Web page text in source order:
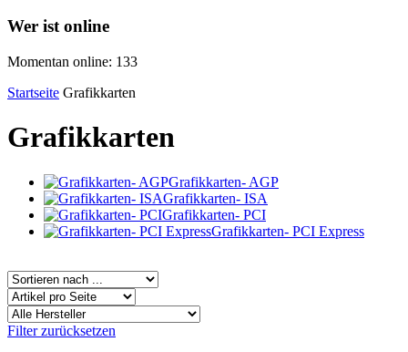
Wer ist online
Momentan online: 133
Startseite Grafikkarten
Grafikkarten
Grafikkarten- AGP
Grafikkarten- ISA
Grafikkarten- PCI
Grafikkarten- PCI Express
Filter zurücksetzen